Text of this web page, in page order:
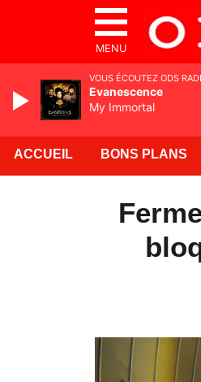
MENU
ACCUEIL BONS PLANS
VOUS ÉCOUTEZ ODS
Evanescence
My Immortal